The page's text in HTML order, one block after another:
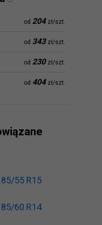
od 204 zł/szt.
od 343 zł/szt.
od 230 zł/szt.
od 404 zł/szt.
55 R15
60 R14